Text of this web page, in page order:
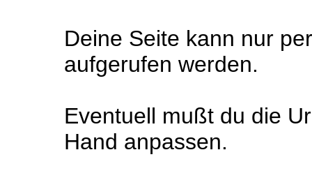
Deine Seite kann nur
aufgerufen werden.
Eventuell mußt du die
Hand anpassen.